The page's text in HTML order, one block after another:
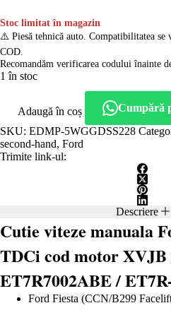
Stoc limitat în magazin
⚠️ Piesă tehnică auto. Compatibilitatea
COD.
Recomandăm verificarea codului înainte
1 în stoc
Adaugă în coș
Cumpără
SKU: EDMP-5WGGDSS228
second-hand, Ford
Trimite link-ul:
Descriere
Cutie viteze manuala
TDCi cod motor XVJB
ET7R7002ABE /
Ford Fiesta (CCN/B299